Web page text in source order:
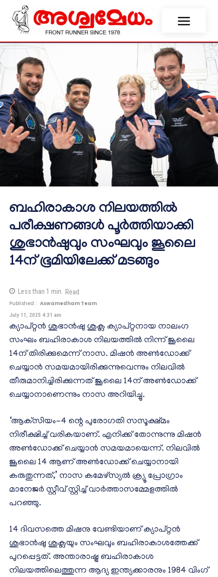
ബഹിരാകാശ നിലയത്തില്‍
പരീക്ഷണങ്ങള്‍ പൂര്‍ത്തിയാക്കി
ശുഭാന്‍ഷുവും സംഘവും ജൂലൈ
14ന് ഭൂമിയിലേക്ക് മടങ്ങും
Less than 1 min. Read
Published : Aswamedham Team
July 11, 2025 4:31 am
ക്യാപ്റ്റന്‍ ശുഭാന്‍ഷു ശുക്ല ക്യാപ്റ്റനായ നാലംഗ
സംഘം ബഹിരാകാശ നിലയത്തില്‍ നിന്ന് ജൂലൈ
14ന് തിരിക്കുമെന്ന് നാസ. മിഷന്‍ അണ്‍ഡോക്ക്
ചെയ്യാന്‍ സമയമായിരിക്കുന്നുവെന്നും നിലവില്‍
തീരുമാനിച്ചിരിക്കുന്നത് ജൂലൈ 14ന് അണ്‍ഡോക്ക്
ചെയ്യാനാണെന്നും നാസ അറിയിച്ചു.
‘ആക്‌സിയം-4 ന്റെ പുരോഗതി സസൂക്ഷ്മം
നിരീക്ഷിച്ച് വരികയാണ്. എനിക്ക് തോന്നുന്നു മിഷന്‍
അണ്‍ഡോക്ക് ചെയ്യാന്‍ സമയമായെന്ന്. നിലവില്‍
ജൂലൈ 14 ആണ് അണ്‍ഡോക്ക് ചെയ്യാനായി
കരുതുന്നത്,’ നാസ കമേഴ്‌സ്യല്‍ ക്ര്യൂ പ്രോഗ്രാം
മാനേജര്‍ സ്റ്റീവ് സ്റ്റിച്ച് വാര്‍ത്താസമ്മേളത്തില്‍
പറഞ്ഞു.
14 ദിവസത്തെ മിഷനു വേണ്ടിയാണ് ക്യാപ്റ്റന്‍
ശുഭാന്‍ഷു ശുക്ലയും സംഘവും ബഹിരാകാശത്തേക്ക്
പുറപ്പെട്ടത്. അന്താരാഷ്ട്ര ബഹിരാകാശ
നിലയത്തിലെത്തുന്ന ആദ്യ ഇന്ത്യക്കാരനും 1984 വിംഗ്